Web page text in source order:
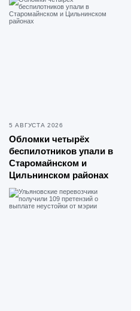
5 АВГУСТА 2026
Обломки четырёх
беспилотников упали в
Старомайнском и
Цильнинском районах